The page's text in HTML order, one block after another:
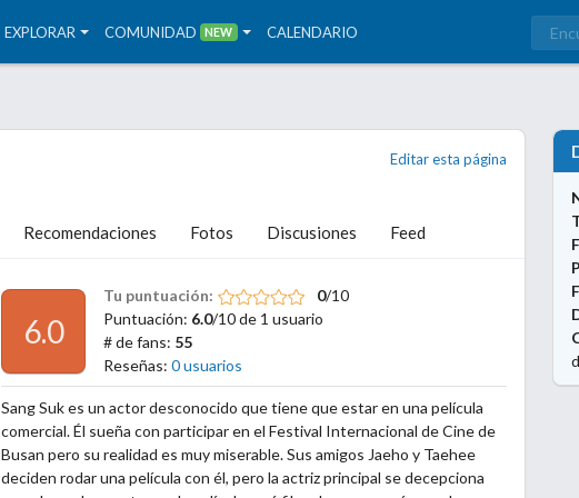
EXPLORAR COMUNIDAD NEW CALENDARIO
Recomendaciones Fotos Discusiones Feed
Editar esta página
6.0
Tu puntuación: 0/10
Puntuación: 6.0/10 de 1 usuario
# de fans: 55
Reseñas:0 usuarios
Sang Suk es un actor desconocido que tiene que estar en una película
comercial. Él sueña con participar en el Festival Internacional de Cine de
Busan pero su realidad es muy miserable. Sus amigos Jaeho y Taehee
deciden rodar una película con él, pero la actriz principal se decepciona